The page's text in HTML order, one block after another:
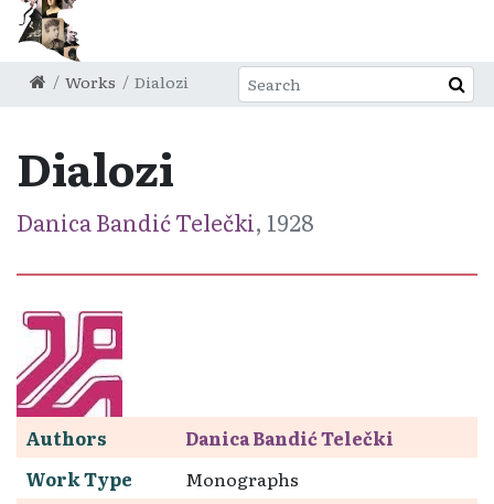
Works Dialozi
Dialozi
Danica Bandić Telečki, 1928
Authors
Danica Bandić Telečki
Work Type
Monographs